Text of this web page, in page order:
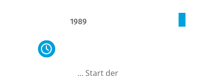
1989
… Start der